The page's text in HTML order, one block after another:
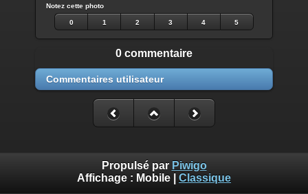
Notez cette photo
0 1 2 3 4 5
0 commentaire
Commentaires utilisateur
Propulsé par Piwigo
Affichage : Mobile Classique